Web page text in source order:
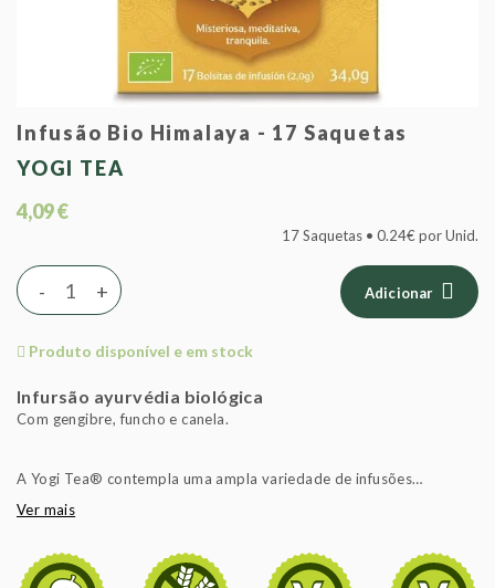
Infusão Bio Himalaya - 17 Saquetas
YOGI TEA
4,09 €
17 Saquetas • 0.24€ por Unid.
+
- Adicionar
Produto disponível e em stock
Infursão ayurvédia biológica
Com gengibre, funcho e canela.
A Yogi Tea® contempla uma ampla variedade de infusões
que a cura do corpo reside na mente e no espírito. As infusões Yogi
naturais de plantas e especiarias biológicas que ajudam a
recuperar o equilíbrio do seu corpo, mente e espírito e a viver em
Ver mais